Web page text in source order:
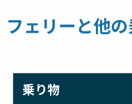
フェリーと他
乗り物